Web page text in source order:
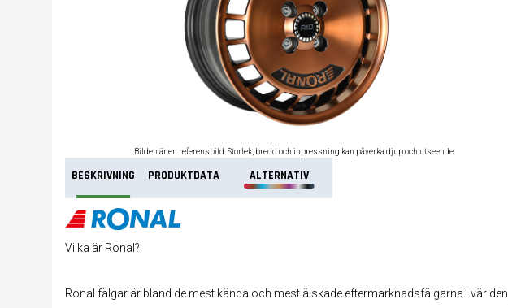
Bilden är en referensbild. Storlek, bredd och inpressning kan påverka djup och utseende.
BESKRIVNING PRODUKTDATA ALTERNATIV
Vilka är Ronal?
Ronal fälgar är bland de mest kända och mest älskade eftermarknadsfälgarna i världen,